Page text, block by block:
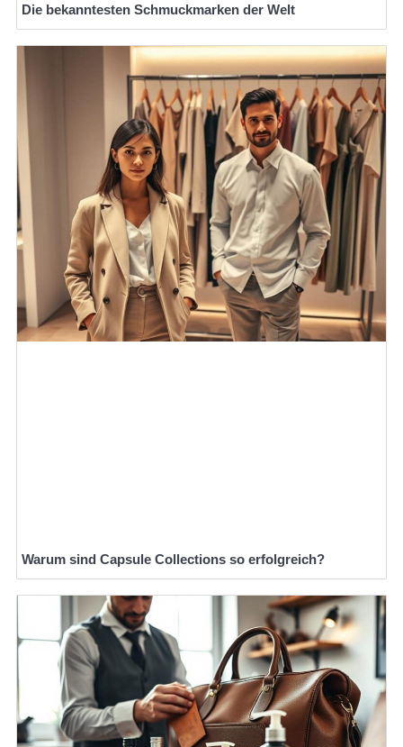
Die bekanntesten Schmuckmarken der Welt
Warum sind Capsule Collections so erfolgreich?